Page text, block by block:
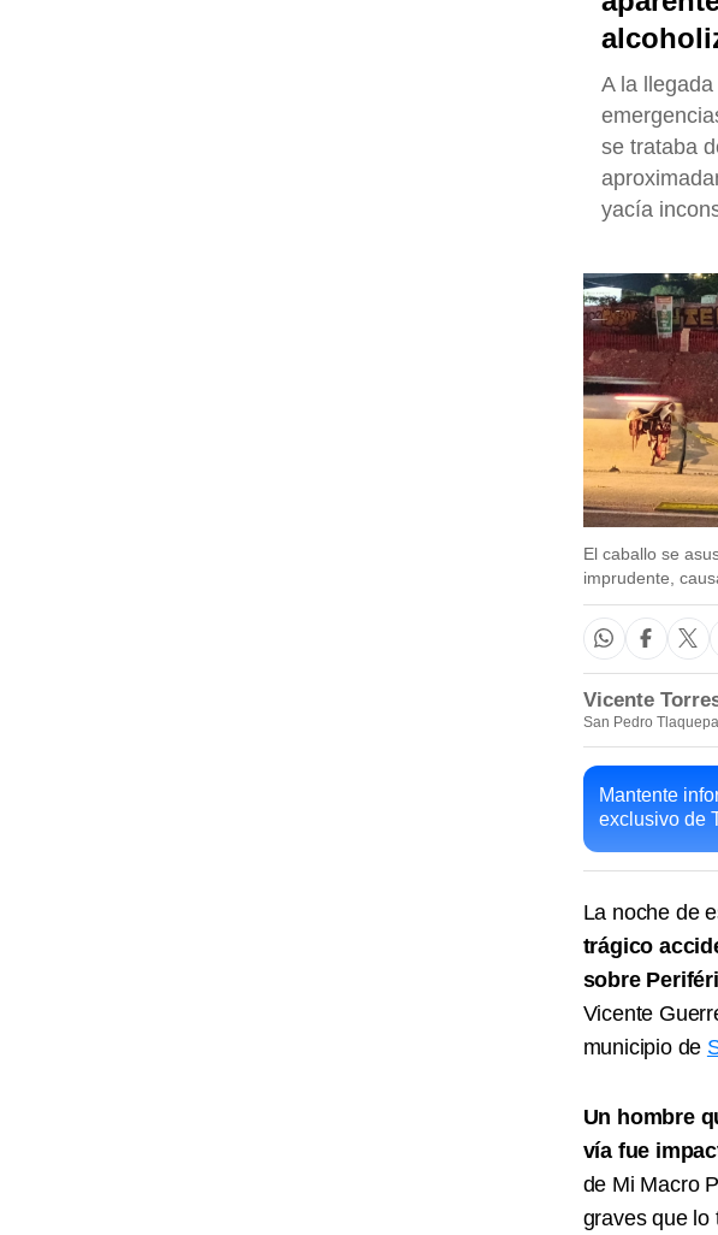
A la
se trataba
yacía
El caballo se
imprudente,
Vicente
San Pedro
Mantente
exclusivo de
La noche de
trágico
sobre
Vicente
municipio de
Un hombre
vía fue
de Mi Macro
graves que